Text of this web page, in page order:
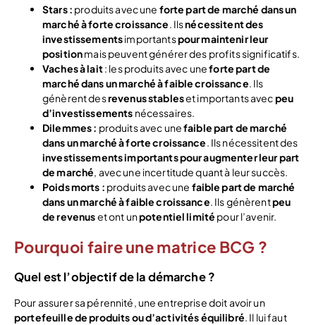
Stars: produits avec une forte part de marché dans un
marché à forte croissance . Ilsnécessitent des
investissementsimportantspour maintenir leur
positionmais peuvent générer des profits significatifs.
Vaches à lait: les produits avec uneforte part de
marchédans un marché à faible croissance . Ils
génèrent desrevenus stableset importants avecpeu
d’investissements nécessaires.
Dilemmes : produits avec unefaible part de marché
dans un marché à forte croissance . Ils nécessitent des
investissements importants pour augmenter leur part
de marché , avec une incertitude quant à leur succès.
Poids morts : produits avec une faible part de marché
dans un marché à faible croissance . Ils génèrentpeu
de revenuset ont unpotentiel limité pour l’avenir.
Pourquoi faire une matrice BCG ?
Quel est l’objectif de la démarche ?
Pour assurer sa pérennité, une entreprise doit avoir un
portefeuille de produits ou d’activités équilibré. Il lui faut